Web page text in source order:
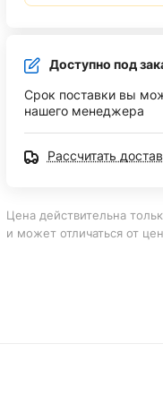
Доступно под
Срок поставки вы
нашего менеджера
Рассчитать
Цена действительна
и может отличаться от